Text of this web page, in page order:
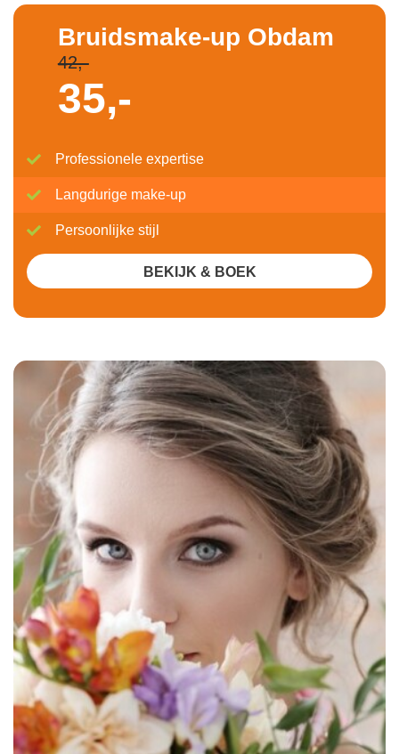
Bruidsmake-up Obdam
42,-
35,-
Professionele expertise
Langdurige make-up
Persoonlijke stijl
BEKIJK & BOEK